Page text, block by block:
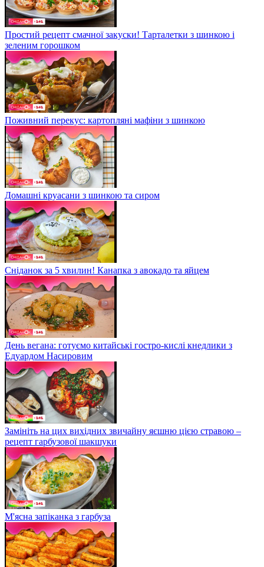
Простий рецепт смачної закуски! Тарталетки з шинкою і
зеленим горошком
Поживний перекус: картопляні мафіни з шинкою
Домашні круасани з шинкою та сиром
Сніданок за 5 хвилин! Канапка з авокадо та яйцем
День вегана: готуємо китайські гостро-кислі кнедлики з
Едуардом Насировим
Замініть на цих вихідних звичайну яєшню цією стравою –
рецепт гарбузової шакшуки
М'ясна запіканка з гарбуза